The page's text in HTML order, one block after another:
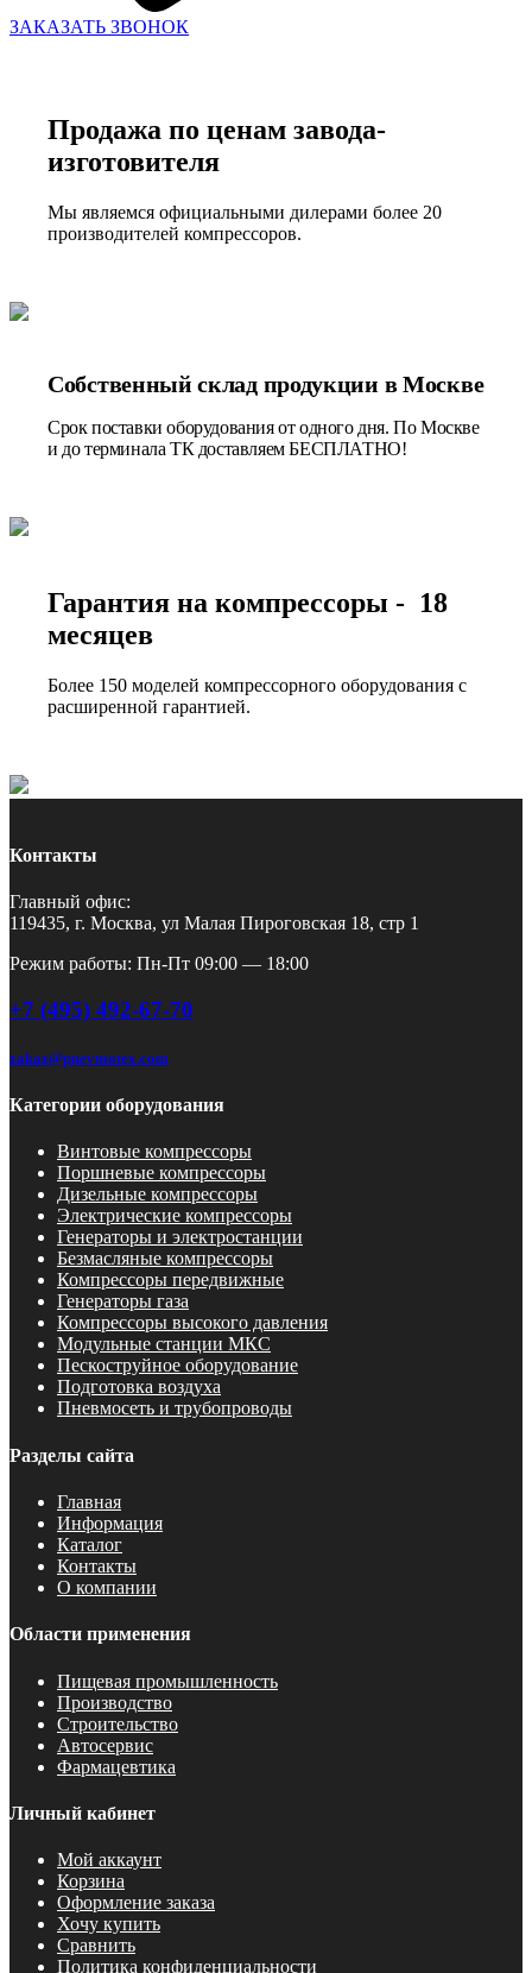
ЗАКАЗАТЬ ЗВОНОК
Продажа по ценам завода-
изготовителя
Мы являемся официальными дилерами более 20
производителей компрессоров.
Собственный склад продукции в Москве
Срок поставки оборудования от одного дня. По Москве
и до терминала ТК доставляем БЕСПЛАТНО!
Гарантия на компрессоры - 18
месяцев
Более 150 моделей компрессорного оборудования с
расширенной гарантией.
Контакты
Главный офис:
119435, г. Москва, ул Малая Пироговская 18, стр 1
Режим работы: Пн-Пт 09:00 — 18:00
+7 (495) 492-67-70
zakaz@pnevmotex.com
Категории оборудования
Винтовые компрессоры
Поршневые компрессоры
Дизельные компрессоры
Электрические компрессоры
Генераторы и электростанции
Безмасляные компрессоры
Компрессоры передвижные
Генераторы газа
Компрессоры высокого давления
Модульные станции МКС
Пескоструйное оборудование
Подготовка воздуха
Пневмосеть и трубопроводы
Разделы сайта
Главная
Информация
Каталог
Контакты
О компании
Области применения
Пищевая промышленность
Производство
Строительство
Автосервис
Фармацевтика
Личный кабинет
Мой аккаунт
Корзина
Оформление заказа
Хочу купить
Сравнить
Политика конфиденциальности